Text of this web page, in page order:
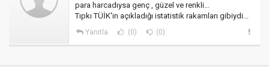
para harcadıysa genç , güzel ve renkli...
Tıpkı TÜİK'in açıkladığı istatistik rakamları gibiydi...
Yanıtla (0) (0)